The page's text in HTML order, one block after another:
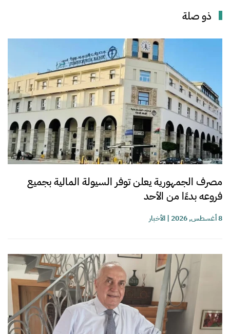
ذو صلة
مصرف الجمهورية يعلن توفر السيولة المالية بجميع
فروعه بدءًا من الأحد
8 أغسطس, 2026 |الأخبار